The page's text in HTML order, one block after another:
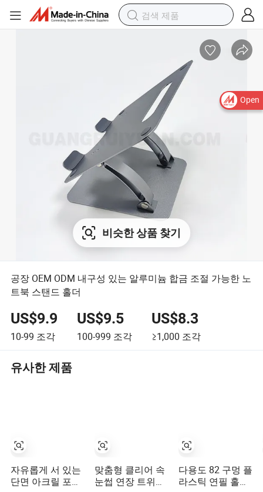
Open
비슷한 상품 찾기
공장 OEM ODM 내구성 있는 알루미늄 합금 조절 가능한 노
트북 스탠드 홀더
US$9.9
10-99 조각
US$9.5
100-999 조각
US$8.3
≥1,000 조각
유사한 제품
자유롭게 서 있는
단면 아크릴 포스
맞춤형 클리어 속
눈썹 연장 트위저
다용도 82 구멍 플
라스틱 연필 홀더